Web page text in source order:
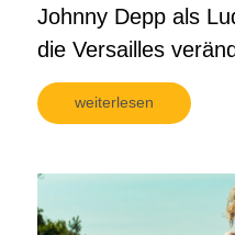
Johnny Depp als
die Versailles
weiterlesen